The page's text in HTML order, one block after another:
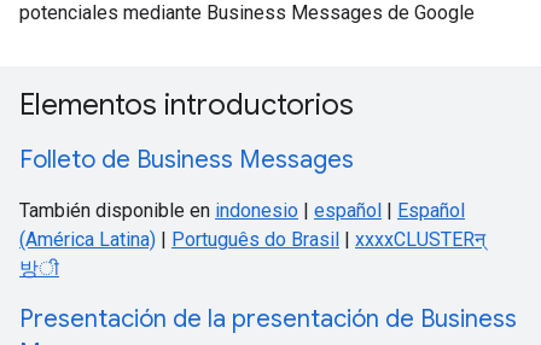
potenciales mediante Business Messages de Google
Elementos introductorios
Folleto de Business Messages
También disponible en indonesio | español | Español
(América Latina) | Português do Brasil | xxxxCLUSTERन्
방ी
Presentación de la presentación de Business